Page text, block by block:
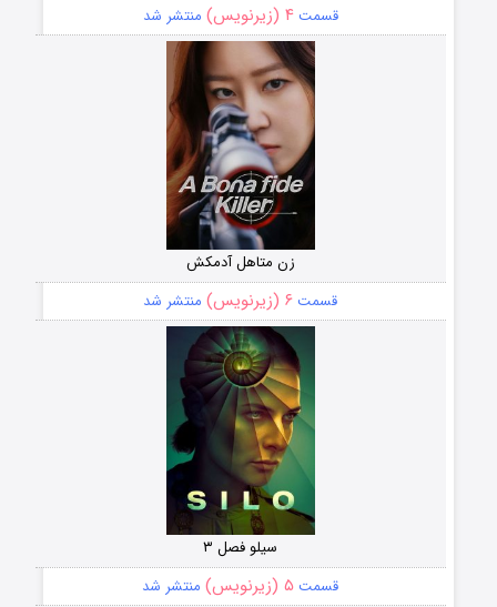
قسمت۴ (زیرنویس) منتشر شد
زن متاهل آدمکش
قسمت ۶ (زیرنویس) منتشر شد
سیلو فصل ۳
قسمت ۵ (زیرنویس) منتشر شد